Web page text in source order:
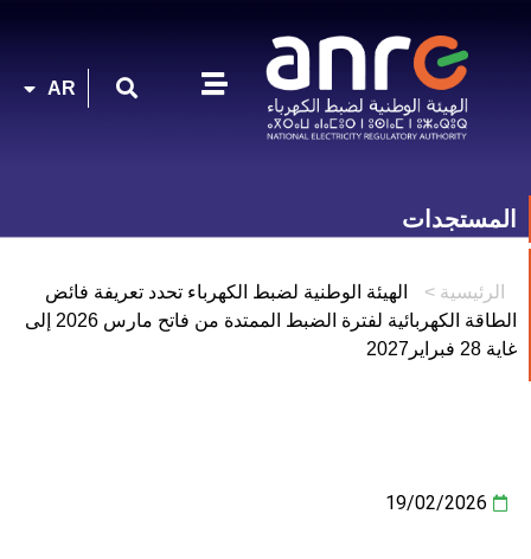
AR
EN
المستجدات
الرئيسية >
الهيئة الوطنية لضبط الكهرباء تحدد تعريفة فائض
الطاقة الكهربائية لفترة الضبط الممتدة من فاتح مارس 2026 إلى
غاية 28 فبراير2027
19/02/2026